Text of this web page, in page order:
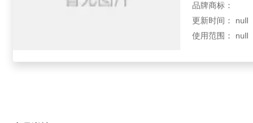
品牌商标：
更新时间： null
使用范围： null